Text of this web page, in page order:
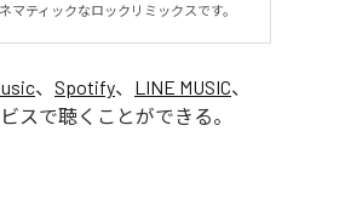
ティックなロックリミックスです。
、 Spotify、 LINE MUSIC、
スで聴くことができる。